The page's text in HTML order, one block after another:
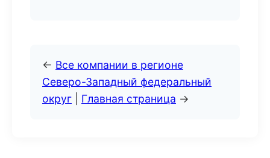
← Все компании в регионе
Северо-Западный федеральный
округ
Главная страница →